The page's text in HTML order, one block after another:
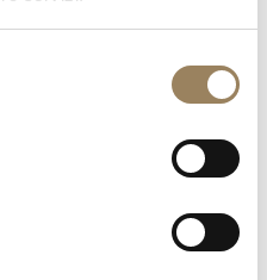
presso un rivenditore
utilizzando il modulo